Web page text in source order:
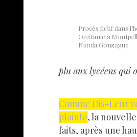
Procès fictif dans
Occitanie à
Nanda Gonzague
plu aux lycéens qui
Comme Dis-Leur
plainte, la
faits, après une